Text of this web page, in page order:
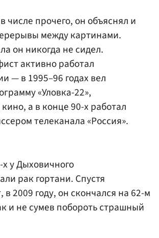
числе прочего, он объяснял и
между картинами.
он никогда не сидел.
активно работал
— в 1995–96 годах вел
«Уловка-22»,
а в конце 90-х работал
телеканала «Россия».
у Дыховичного
рак гортани. Спустя
в 2009 году, он скончался на 62-м
и не сумев побороть страшный